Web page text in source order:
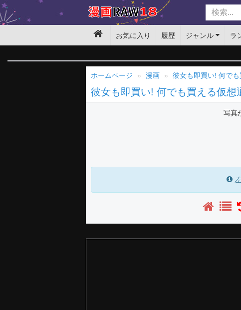
お気に入り 履歴 ジャンル ラ
ホームページ 漫画 彼女も即買い! 何で
彼女も即買い! 何でも買える仮想
写真